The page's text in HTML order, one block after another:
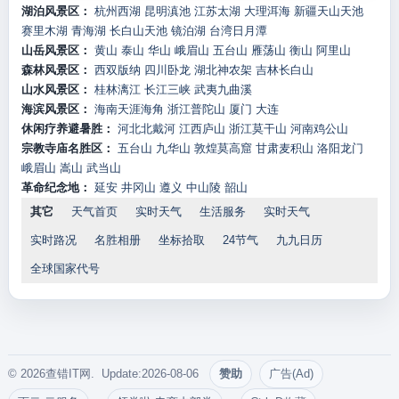
湖泊风景区： 杭州西湖 昆明滇池 江苏太湖 大理洱海 新疆天山天池
赛里木湖 青海湖 长白山天池 镜泊湖 台湾日月潭
山岳风景区： 黄山 泰山 华山 峨眉山 五台山 雁荡山 衡山 阿里山
森林风景区： 西双版纳 四川卧龙 湖北神农架 吉林长白山
山水风景区： 桂林漓江 长江三峡 武夷九曲溪
海滨风景区： 海南天涯海角 浙江普陀山 厦门 大连
休闲疗养避暑胜： 河北北戴河 江西庐山 浙江莫干山 河南鸡公山
宗教寺庙名胜区： 五台山 九华山 敦煌莫高窟 甘肃麦积山 洛阳龙门
峨眉山 嵩山 武当山
革命纪念地： 延安 井冈山 遵义 中山陵 韶山
其它
天气首页 实时天气 生活服务 实时天气
实时路况 名胜相册 坐标拾取 24节气 九九日历
全球国家代号
© 2026查错IT网. Update:2026-08-06 赞助 广告(Ad)